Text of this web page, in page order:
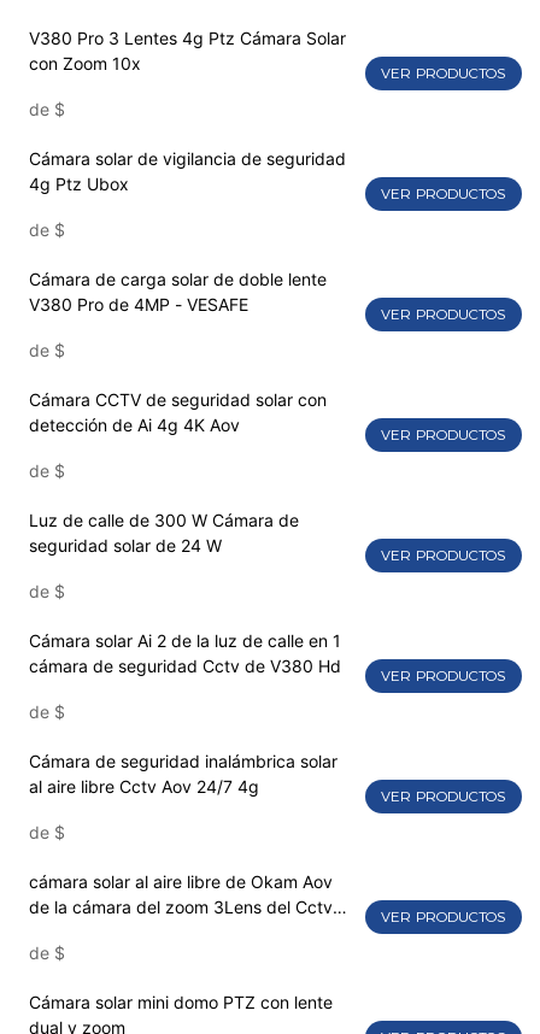
V380 Pro 3 Lentes 4g Ptz Cámara Solar
con Zoom 10x
de $
VER PRODUCTOS
Cámara solar de vigilancia de seguridad
4g Ptz Ubox
de $
VER PRODUCTOS
Cámara de carga solar de doble lente
V380 Pro de 4MP - VESAFE
de $
VER PRODUCTOS
Cámara CCTV de seguridad solar con
detección de Ai 4g 4K Aov
de $
VER PRODUCTOS
Luz de calle de 300 W Cámara de
seguridad solar de 24 W
de $
VER PRODUCTOS
Cámara solar Ai 2 de la luz de calle en 1
cámara de seguridad Cctv de V380 Hd
de $
VER PRODUCTOS
Cámara de seguridad inalámbrica solar
al aire libre Cctv Aov 24/7 4g
de $
VER PRODUCTOS
cámara solar al aire libre de Okam Aov
de la cámara del zoom 3Lens del Cctv
de $
VER PRODUCTOS
Cámara solar mini domo PTZ con lente
dual y zoom